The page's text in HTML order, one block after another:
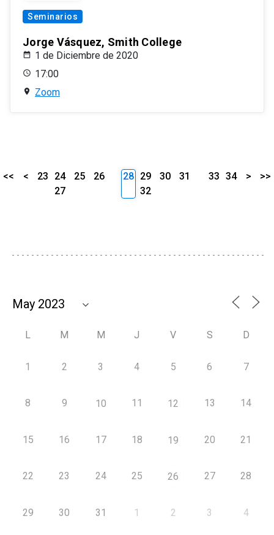
Seminarios
Jorge Vásquez, Smith College
1 de Diciembre de 2020
17:00
Zoom
<< < 23 24 25
26
27
28 29 30
31
32
33 34 > >>
L M M J V S D
1 2 3 4 5 6 7
8 9 10 11 12 13 14
15 16 17 18 19 20 21
22 23 24 25 26 27 28
29 30 31 1 2 3 4